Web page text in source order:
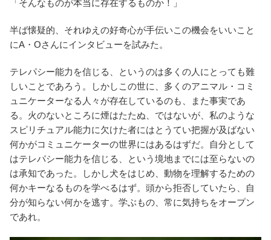
「そんなものが本当に存在するものか！」
半ば懐疑的、それゆえの好奇心が手伝いこの機会をいいこと
にA・Oさんにインタビューを試みた。
テレパシー能力を信じる、というのは多くの人にとっても難
しいことであろう。しかしこの世に、多くのアニマル・コミ
ュニケーターなる人々が存在しているのも、また事実であ
る。火のないところに煙はたたぬ、ではないが、私のような
スピリチュアル能力に欠けた者にはとうてい把握が及ばない
何かがコミュニケーターの世界にはあるはずだ。自分として
はテレパシー能力を信じる、という境地までには至らないの
は承知であった。しかし犬をはじめ、動物を理解するための
何かキーなるものを学べるはず。頭から拒否していたら、自
分が知らない何かを逃す。学ぶもの、常に気持ちをオープン
であれ。